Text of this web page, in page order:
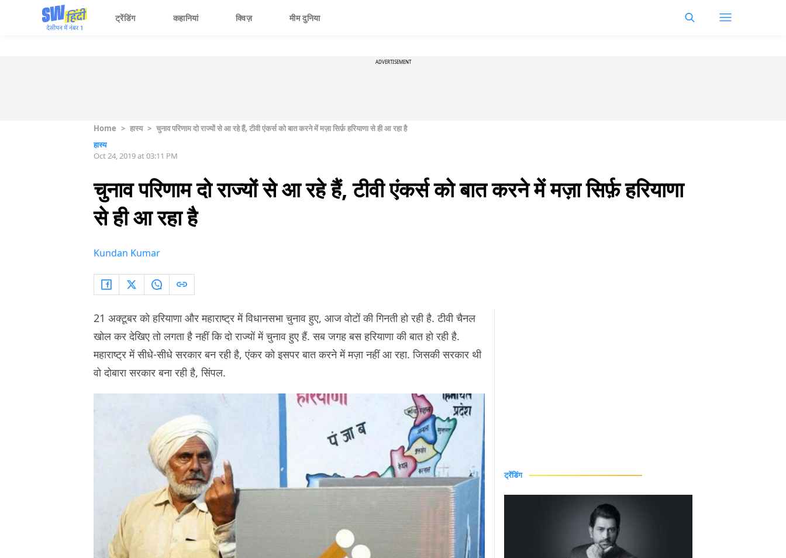
ट्रेंडिंग कहानियां क्विज़ मीम दुनिया
ADVERTISEMENT
Home > हास्य > चुनाव परिणाम दो राज्यों से आ रहे हैं, टीवी एंकर्स को बात करने में मज़ा सिर्फ़ हरियाणा से ही आ रहा है
हास्य
Oct 24, 2019 at 03:11 PM
चुनाव परिणाम दो राज्यों से आ रहे हैं, टीवी एंकर्स को बात करने में मज़ा सिर्फ़ हरियाणा
से ही आ रहा है
Kundan Kumar
21 अक्टूबर को हरियाणा और महाराष्ट्र में विधानसभा चुनाव हुए, आज वोटों की गिनती हो रही है. टीवी चैनल
खोल कर देखिए तो लगता है नहीं कि दो राज्यों में चुनाव हुए हैं. सब जगह बस हरियाणा की बात हो रही है.
महाराष्ट्र में सीधे-सीधे सरकार बन रही है, एंकर को इसपर बात करने में मज़ा नहीं आ रहा. जिसकी सरकार थी
वो दोबारा सरकार बना रही है, सिंपल.
ट्रेंडिंग